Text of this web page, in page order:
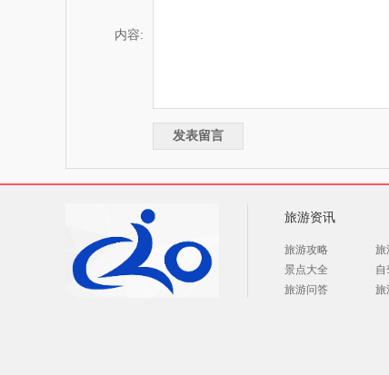
内容:
旅游资讯
旅游攻略
旅
景点大全
自
旅游问答
旅